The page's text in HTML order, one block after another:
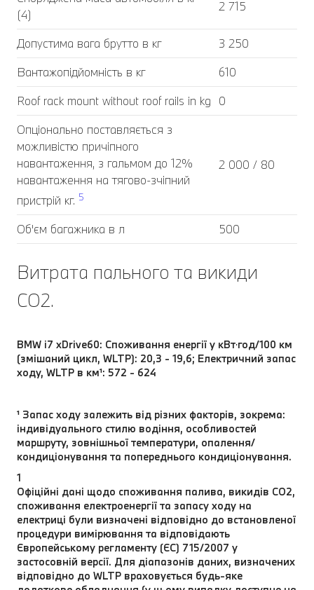
(4)
2 715
Допустима вага брутто в кг
3 250
Вантажопідйомність в кг
610
Roof rack mount without roof rails in kg
0
Опціонально поставляється з
можливістю причіпного
навантаження, з гальмом до 12%
навантаження на тягово-зчіпний
пристрій кг. 5
2 000 / 80
Об'єм багажника в л 500
Витрата пального та викиди
CO2.
BMW i7 xDrive60: Споживання енергії у кВт⋅год/100 км
(змішаний цикл, WLTP): 20,3 - 19,6; Електричний запас
ходу, WLTP в км¹: 572 - 624
¹ Запас ходу залежить від різних факторів, зокрема:
індивідуального стилю водіння, особливостей
маршруту, зовнішньої температури, опалення/
кондиціонування та попереднього кондиціонування.
1
Офіційні дані щодо споживання палива, викидів CO2,
споживання електроенергії та запасу ходу на
електриці були визначені відповідно до встановленої
процедури вимірювання та відповідають
Європейському регламенту (ЄС) 715/2007 у
застосовній версії. Для діапазонів даних, визначених
відповідно до WLTP враховується будь-яке